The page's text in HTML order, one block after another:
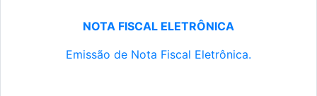
NOTA FISCAL ELETRÔNICA
Emissão de Nota Fiscal Eletrônica.